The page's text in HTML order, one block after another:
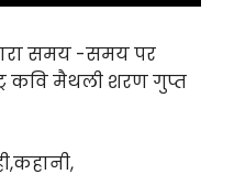
समय -समय पर
कवि मैथली शरण गुप्त